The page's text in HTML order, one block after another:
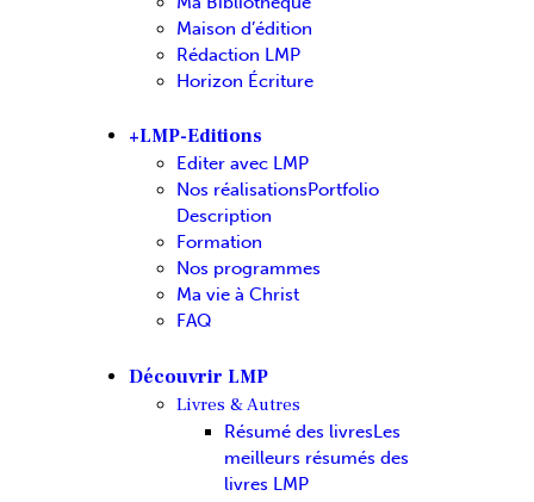
Maison d’édition
Rédaction LMP
Horizon Écriture
+LMP-Editions
Editer avec LMP
Nos réalisations Portfolio
Description
Formation
Nos programmes
Ma vie à Christ
FAQ
Découvrir LMP
Livres & Autres
Résumé des livresLes
meilleurs résumés des
livres LMP